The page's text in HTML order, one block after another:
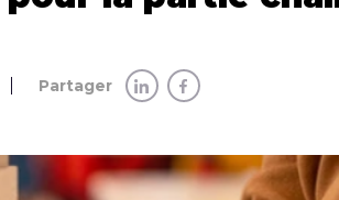
Partager